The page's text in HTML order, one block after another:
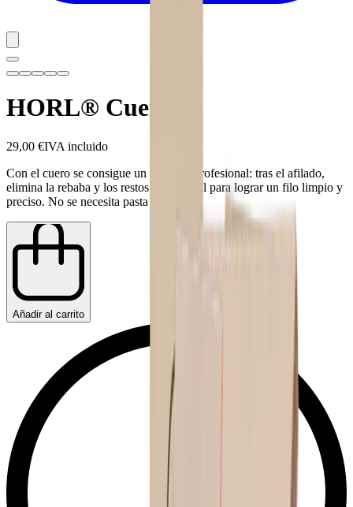
HORL® Cuero
29,00 €IVA incluido
Con el cuero se consigue un acabado profesional: tras el afilado,
elimina la rebaba y los restos de material para lograr un filo limpio y
preciso. No se necesita pasta adicional.
Añadir al carrito